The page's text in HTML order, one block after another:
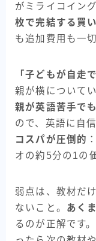
がミライコイン
枚で完結する買
も追加費用も一
「子どもが自走
親が横について
親が英語苦手で
ので、英語に自
コスパが圧倒的
オの約5分の1の
弱点は、教材だ
ないこと。 あく
るのが正解です